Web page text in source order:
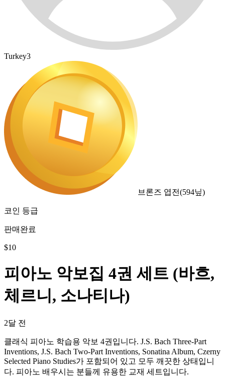
Turkey3
브론즈 엽전(594닢)
코인 등급
판매완료
$10
피아노 악보집 4권 세트 (바흐,
체르니, 소나티나)
2달 전
클래식 피아노 학습용 악보 4권입니다. J.S. Bach Three-Part
Inventions, J.S. Bach Two-Part Inventions, Sonatina Album, Czerny
Selected Piano Studies가 포함되어 있고 모두 깨끗한 상태입니
다. 피아노 배우시는 분들께 유용한 교재 세트입니다.